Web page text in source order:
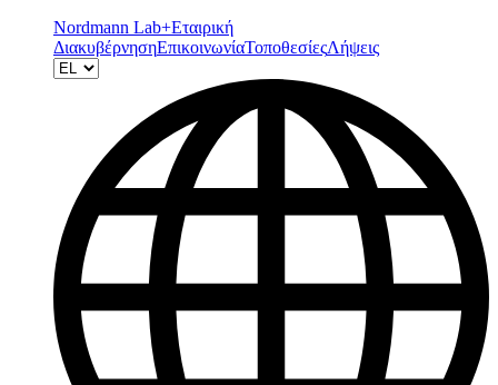
Nordmann Lab+Εταιρική
ΔιακυβέρνησηΕπικοινωνίαΤοποθεσίεςΛήψεις